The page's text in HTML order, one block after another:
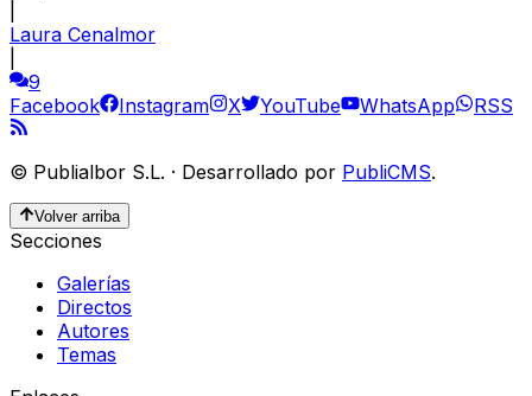
Laura Cenalmor
9
Facebook
Instagram X YouTube WhatsApp RSS
© Publialbor S.L. · Desarrollado por PubliCMS.
Volver arriba
Secciones
Galerías
Directos
Autores
Temas